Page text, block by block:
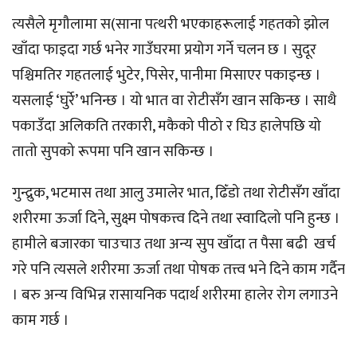
त्यसैले मृगौलामा स(साना पत्थरी भएकाहरूलाई गहतको झोल
खाँदा फाइदा गर्छ भनेर गाउँघरमा प्रयोग गर्ने चलन छ । सुदूर
पश्चिमतिर गहतलाई भुटेर, पिसेर, पानीमा मिसाएर पकाइन्छ ।
यसलाई ‘घुर्रे’ भनिन्छ । यो भात वा रोटीसँग खान सकिन्छ । साथै
पकाउँदा अलिकति तरकारी, मकैको पीठो र घिउ हालेपछि यो
तातो सुपको रूपमा पनि खान सकिन्छ ।
गुन्द्रुक, भटमास तथा आलु उमालेर भात, ढिँडो तथा रोटीसँग खाँदा
शरीरमा ऊर्जा दिने, सुक्ष्म पोषकत्त्व दिने तथा स्वादिलो पनि हुन्छ ।
हामीले बजारका चाउचाउ तथा अन्य सुप खाँदा त पैसा बढी खर्च
गरे पनि त्यसले शरीरमा ऊर्जा तथा पोषक तत्त्व भने दिने काम गर्दैन
। बरु अन्य विभिन्न रासायनिक पदार्थ शरीरमा हालेर रोग लगाउने
काम गर्छ ।